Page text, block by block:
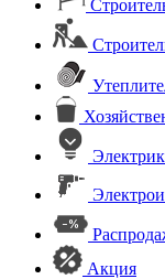
Акция